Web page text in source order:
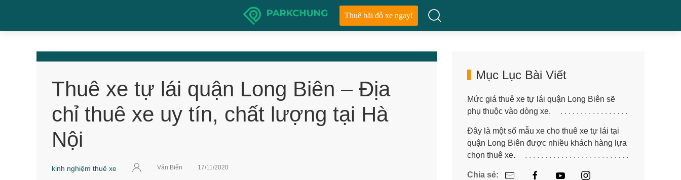
Thuê bãi đỗ xe ngay!
Thuê xe tự lái quận Long Biên – Địa
chỉ thuê xe uy tín, chất lượng tại Hà
Nội
kinh nghiệm thuê xe Văn Biển 17/11/2020
Mục Lục Bài Viết
Mức giá thuê xe tự lái quận Long Biên sẽ
phụ thuộc vào dòng xe.
Đây là một số mẫu xe cho thuê xe tự lái tại
quận Long Biên được nhiều khách hàng lựa
chọn thuê xe.
Chia sẻ: